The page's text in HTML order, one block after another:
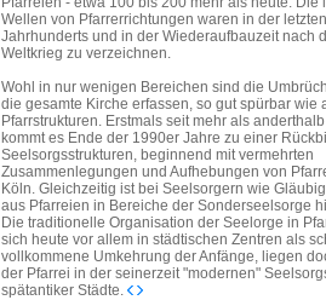
Wellen von Pfarrerrichtungen waren in der
Jahrhunderts und in der Wiederaufbauzeit nach
Weltkrieg zu verzeichnen.
Wohl in nur wenigen Bereichen sind die
die gesamte Kirche erfassen, so gut spürbar wie
Pfarrstrukturen. Erstmals seit mehr als
kommt es Ende der 1990er Jahre zu einer
Seelsorgsstrukturen, beginnend mit vermehrten
Zusammenlegungen und Aufhebungen von
Köln. Gleichzeitig ist bei Seelsorgern wie
aus Pfarreien in Bereiche der Sonderseelsorge
Die traditionelle Organisation der Seelorge in
sich heute vor allem in städtischen Zentren als
vollkommene Umkehrung der Anfänge, liegen
der Pfarrei in der seinerzeit "modernen"
spätantiker Städte.